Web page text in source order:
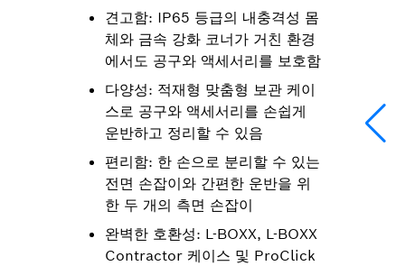
견고함: IP65 등급의 내충격성 몸
체와 금속 강화 코너가 거친 환경
에서도 공구와 액세서리를 보호함
다양성: 적재형 맞춤형 보관 케이
스로 공구와 액세서리를 손쉽게
운반하고 정리할 수 있음
편리함: 한 손으로 분리할 수 있는
전면 손잡이와 간편한 운반을 위
한 두 개의 측면 손잡이
완벽한 호환성: L-BOXX, L-BOXX
Contractor 케이스 및 ProClick